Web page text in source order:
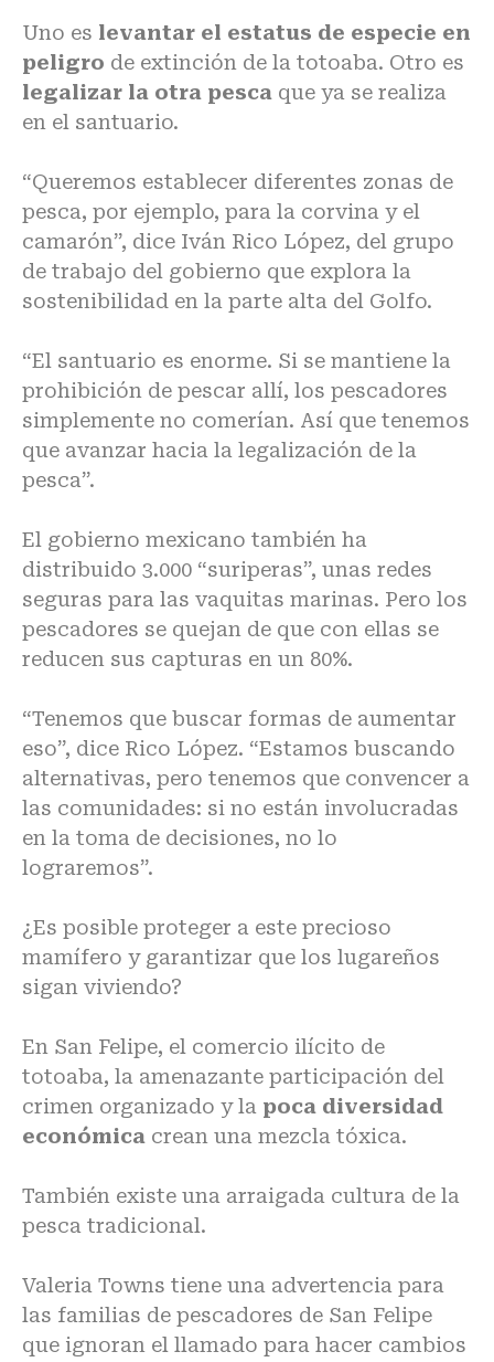
Uno es levantar el estatus de especie en
peligro de extinción de la totoaba. Otro es
legalizar la otra pesca que ya se realiza
en el santuario.
“Queremos establecer diferentes zonas de
pesca, por ejemplo, para la corvina y el
camarón”, dice Iván Rico López, del grupo
de trabajo del gobierno que explora la
sostenibilidad en la parte alta del Golfo.
“El santuario es enorme. Si se mantiene la
prohibición de pescar allí, los pescadores
simplemente no comerían. Así que tenemos
que avanzar hacia la legalización de la
pesca”.
El gobierno mexicano también ha
distribuido 3.000 “suriperas”, unas redes
seguras para las vaquitas marinas. Pero los
pescadores se quejan de que con ellas se
reducen sus capturas en un 80%.
“Tenemos que buscar formas de aumentar
eso”, dice Rico López. “Estamos buscando
alternativas, pero tenemos que convencer a
las comunidades: si no están involucradas
en la toma de decisiones, no lo
lograremos”.
¿Es posible proteger a este precioso
mamífero y garantizar que los lugareños
sigan viviendo?
En San Felipe, el comercio ilícito de
totoaba, la amenazante participación del
crimen organizado y la poca diversidad
económica crean una mezcla tóxica.
También existe una arraigada cultura de la
pesca tradicional.
Valeria Towns tiene una advertencia para
las familias de pescadores de San Felipe
que ignoran el llamado para hacer cambios